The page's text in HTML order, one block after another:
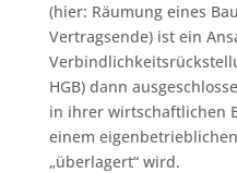
(hier: Räumung eines
Vertragsende) ist ein
HGB) dann
in ihrer wirtschaftlichen
einem
„überlagert“ wird.